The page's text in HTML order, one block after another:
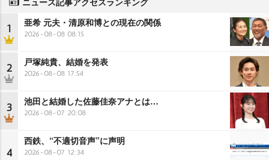
1 亜希 元夫・清原和博との現在の関係
2026-08-08 08:15
2 戸塚純貴、結婚を発表
2026-08-08 17:54
3 池田と結婚した佐藤佳奈アナとは…
2026-08-07 20:08
4
西鉄、“不適切音声”に声明
2026-08-07 12:34